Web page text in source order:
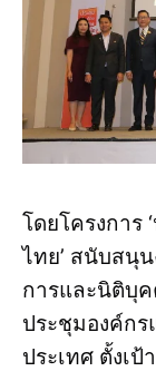
โดยโครงการ
ไทย’ สนับสนุ
การและนิติบุ
ประชุมองค์กร
ประเทศ ตั้งเ